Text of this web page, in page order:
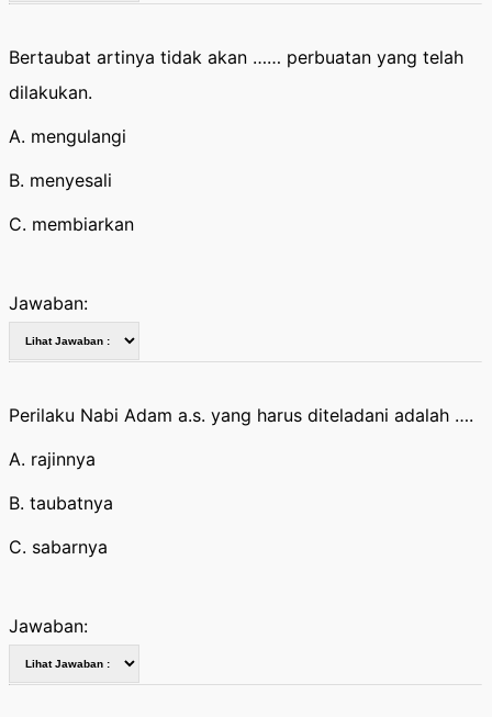
Bertaubat artinya tidak akan …… perbuatan yang telah
dilakukan.
A. mengulangi
B. menyesali
C. membiarkan
Jawaban:
Perilaku Nabi Adam a.s. yang harus diteladani adalah ….
A. rajinnya
B. taubatnya
C. sabarnya
Jawaban: